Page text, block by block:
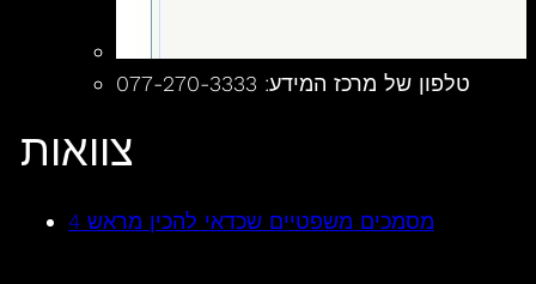
טלפון של מרכז המידע: 077-270-3333
צוואות
4 מסמכים משפטיים שכדאי להכין מראש